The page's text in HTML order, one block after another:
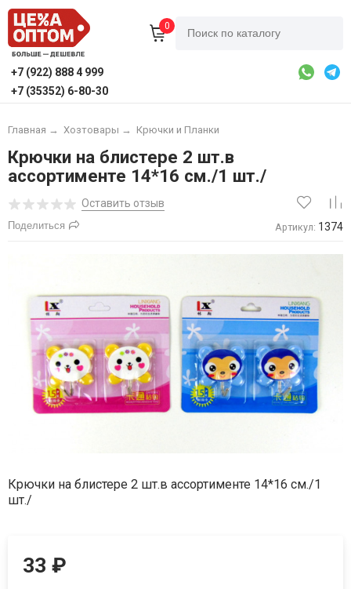
0
+7 (922) 888 4 999
+7 (35352) 6-80-30
Главная → Хозтовары → Крючки и Планки
Крючки на блистере 2 шт.в
ассортименте 14*16 см./1 шт./
Оставить отзыв
Поделиться Артикул: 1374
Крючки на блистере 2 шт.в ассортименте 14*16 см./1
шт./
33₽